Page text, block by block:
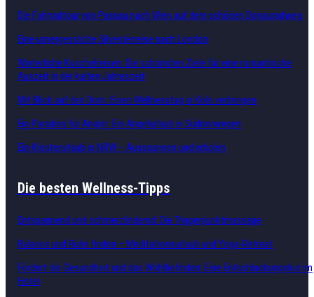
Die Fahrradtour von Passau nach Wien auf dem schönen Donauradweg
Eine unvergessliche Silvesterreise nach London
Winterliche Kuschelreisen: Die schönsten Ziele für eine romantische
Auszeit in der kalten Jahreszeit
Mit Blick auf den Dom: Einen Wellnesstag in Köln verbringen
Ein Paradies für Angler: Ein Angelurlaub in Südnorwegen
Ein Klosterurlaub in NRW – Ausspannen und erholen
Die besten Wellness-Tipps
Entspannend und schmerzlindernd: Die Triggerpunktmassage
Balance und Ruhe finden – Meditationsurlaub und Yoga-Retreat
Fördert die Gesundheit und das Wohlbefinden: Eine Entschlackungskur im
Hotel